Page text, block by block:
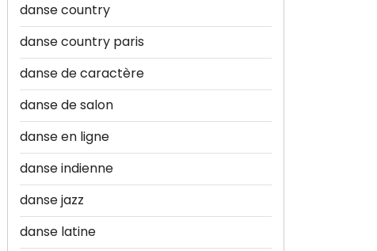
danse country
danse country paris
danse de caractère
danse de salon
danse en ligne
danse indienne
danse jazz
danse latine